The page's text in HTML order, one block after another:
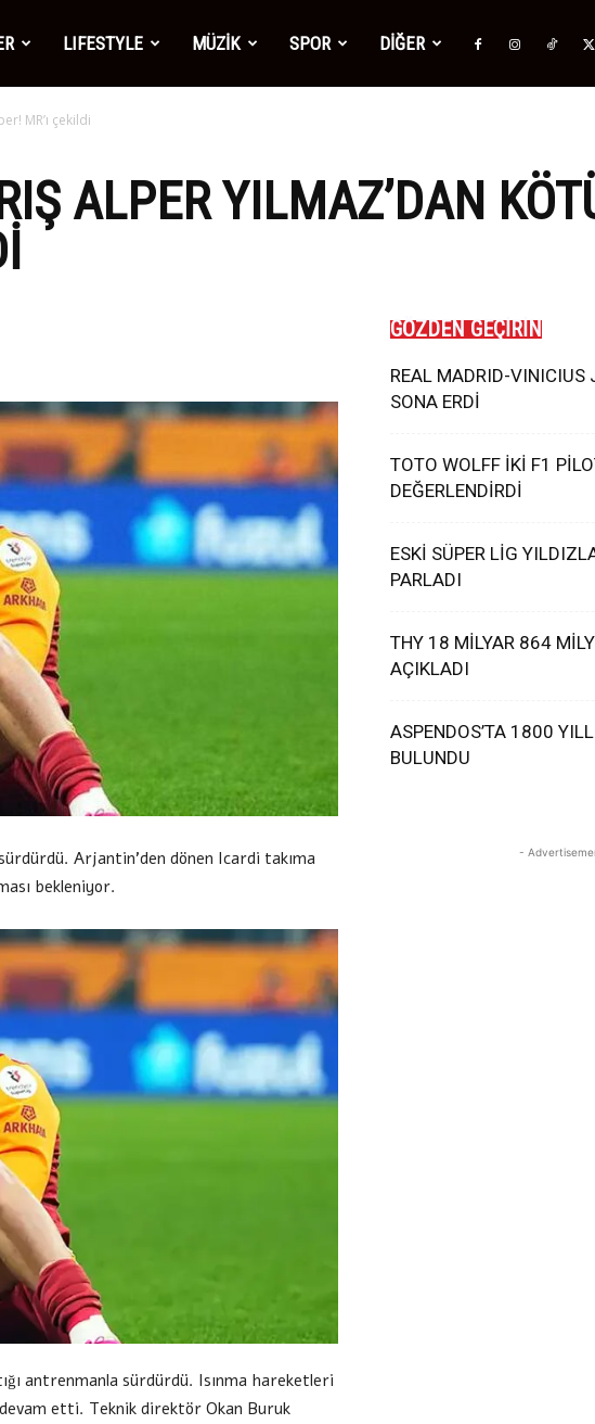
LIFESTYLE MÜZİK SPOR DİĞER
MR’ı çekildi
ALPER YILMAZ’DAN
Arjantin’den dönen Icardi takıma
bekleniyor.
antrenmanla sürdürdü. Isınma hareketleri
devam etti. Teknik direktör Okan Buruk
GÖZDEN GEÇİRİN
REAL MADRID-VINICIUS
SONA ERDİ
TOTO WOLFF İKİ F1
DEĞERLENDİRDİ
ESKİ SÜPER LİG
PARLADI
THY 18 MİLYAR 864
AÇIKLADI
ASPENDOS’TA 1800
BULUNDU
-